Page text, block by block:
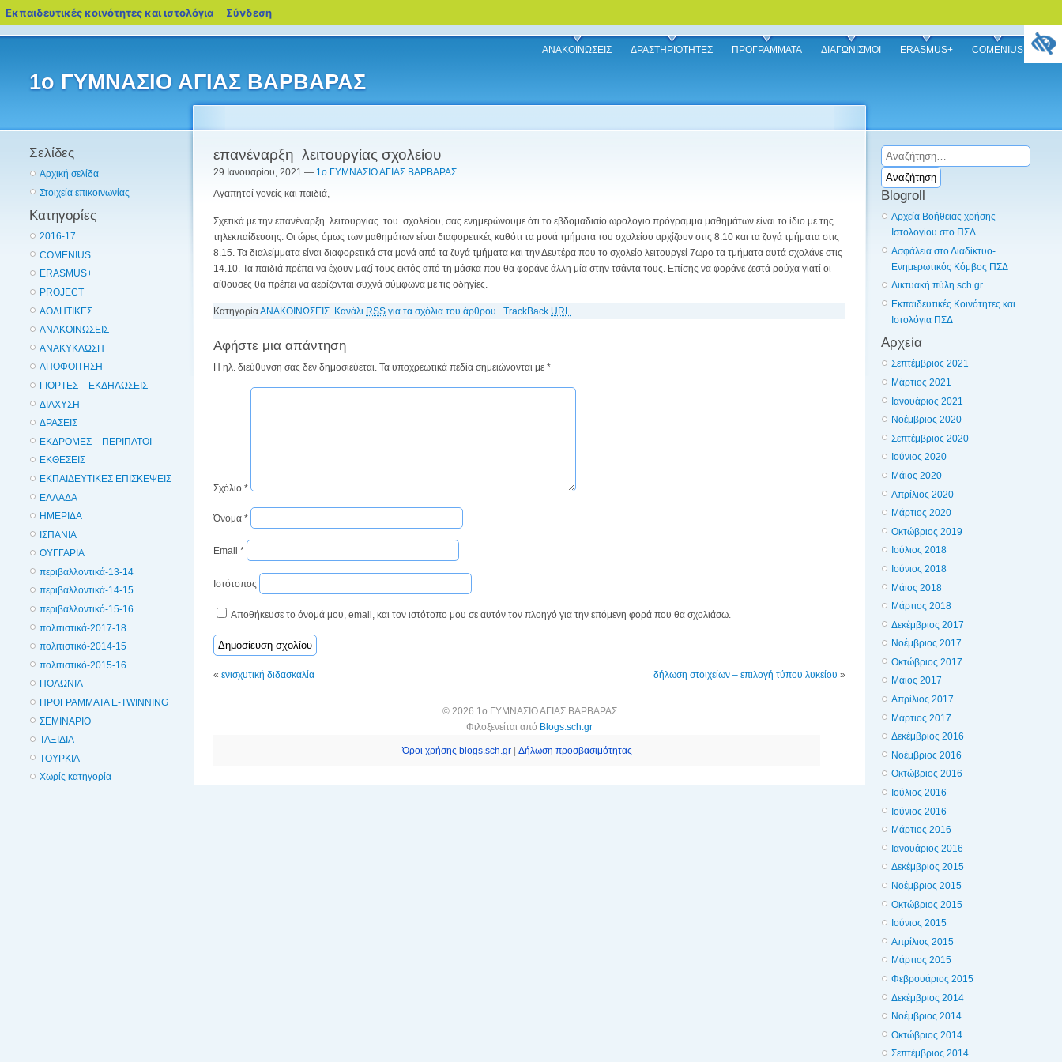
1ο ΓΥΜΝΑΣΙΟ ΑΓΙΑΣ ΒΑΡΒΑΡΑΣ
ΑΝΑΚΟΙΝΩΣΕΙΣ ΔΡΑΣΤΗΡΙΟΤΗΤΕΣ ΠΡΟΓΡΑΜΜΑΤΑ ΔΙΑΓΩΝΙΣΜΟΙ ERASMUS+ COMENIUS
Σελίδες
Αρχική σελίδα
Στοιχεία επικοινωνίας
Κατηγορίες
2016-17
COMENIUS
ERASMUS+
PROJECT
ΑΘΛΗΤΙΚΕΣ
ΑΝΑΚΟΙΝΩΣΕΙΣ
ΑΝΑΚΥΚΛΩΣΗ
ΑΠΟΦΟΙΤΗΣΗ
ΓΙΟΡΤΕΣ – ΕΚΔΗΛΩΣΕΙΣ
ΔΙΑΧΥΣΗ
ΔΡΑΣΕΙΣ
ΕΚΔΡΟΜΕΣ – ΠΕΡΙΠΑΤΟΙ
ΕΚΘΕΣΕΙΣ
ΕΚΠΑΙΔΕΥΤΙΚΕΣ ΕΠΙΣΚΕΨΕΙΣ
ΕΛΛΑΔΑ
ΗΜΕΡΙΔΑ
ΙΣΠΑΝΙΑ
ΟΥΓΓΑΡΙΑ
περιβαλλοντικά-13-14
περιβαλλοντικά-14-15
περιβαλλοντικό-15-16
πολιτιστικά-2017-18
πολιτιστικό-2014-15
πολιτιστικό-2015-16
ΠΟΛΩΝΙΑ
ΠΡΟΓΡΑΜΜΑΤΑ E-TWINNING
ΣΕΜΙΝΑΡΙΟ
ΤΑΞΙΔΙΑ
ΤΟΥΡΚΙΑ
Χωρίς κατηγορία
επανέναρξη λειτουργίας σχολείου
29 Ιανουαρίου, 2021 — 1ο ΓΥΜΝΑΣΙΟ ΑΓΙΑΣ ΒΑΡΒΑΡΑΣ
Αγαπητοί γονείς και παιδιά,
Σχετικά με την επανέναρξη λειτουργίας του σχολείου, σας ενημερώνουμε ότι το εβδομαδιαίο ωρολόγιο πρόγραμμα μαθημάτων είναι το ίδιο με της
τηλεκπαίδευσης. Οι ώρες όμως των μαθημάτων είναι διαφορετικές καθότι τα μονά τμήματα του σχολείου αρχίζουν στις 8.10 και τα ζυγά τμήματα στις
8.15. Τα διαλείμματα είναι διαφορετικά στα μονά από τα ζυγά τμήματα και την Δευτέρα που το σχολείο λειτουργεί 7ωρο τα τμήματα αυτά σχολάνε στις
14.10. Τα παιδιά πρέπει να έχουν μαζί τους εκτός από τη μάσκα που θα φοράνε άλλη μία στην τσάντα τους. Επίσης να φοράνε ζεστά ρούχα γιατί οι
αίθουσες θα πρέπει να αερίζονται συχνά σύμφωνα με τις οδηγίες.
ΚατηγορίαΑΝΑΚΟΙΝΩΣΕΙΣ. Κανάλι RSS για τα σχόλια του άρθρου.. TrackBack URL.
Αφήστε μια απάντηση
Η ηλ. διεύθυνση σας δεν δημοσιεύεται. Τα υποχρεωτικά πεδία σημειώνονται με *
Σχόλιο *
Όνομα *
Email *
Ιστότοπος
Αποθήκευσε το όνομά μου, email, και τον ιστότοπο μου σε αυτόν τον πλοηγό για την επόμενη φορά που θα σχολιάσω.
« ενισχυτική διδασκαλία δήλωση στοιχείων – επιλογή τύπου λυκείου »
© 2026 1ο ΓΥΜΝΑΣΙΟ ΑΓΙΑΣ ΒΑΡΒΑΡΑΣ
Φιλοξενείται από Blogs.sch.gr
Όροι χρήσης blogs.sch.gr| Δήλωση προσβασιμότητας
Εκπαιδευτικές κοινότητες και ιστολόγια blogs.sch.gr
Σύνδεση
Αναζήτηση
για:
Blogroll
Αρχεία Βοήθειας χρήσης
Ιστολογίου στο ΠΣΔ
Ασφάλεια στο Διαδίκτυο-
Ενημερωτικός Κόμβος ΠΣΔ
Δικτυακή πύλη sch.gr
Εκπαιδευτικές Κοινότητες και
Ιστολόγια ΠΣΔ
Αρχεία
Σεπτέμβριος 2021
Μάρτιος 2021
Ιανουάριος 2021
Νοέμβριος 2020
Σεπτέμβριος 2020
Ιούνιος 2020
Μάιος 2020
Απρίλιος 2020
Μάρτιος 2020
Οκτώβριος 2019
Ιούλιος 2018
Ιούνιος 2018
Μάιος 2018
Μάρτιος 2018
Δεκέμβριος 2017
Νοέμβριος 2017
Οκτώβριος 2017
Μάιος 2017
Απρίλιος 2017
Μάρτιος 2017
Δεκέμβριος 2016
Νοέμβριος 2016
Οκτώβριος 2016
Ιούλιος 2016
Ιούνιος 2016
Μάρτιος 2016
Ιανουάριος 2016
Δεκέμβριος 2015
Νοέμβριος 2015
Οκτώβριος 2015
Ιούνιος 2015
Απρίλιος 2015
Μάρτιος 2015
Φεβρουάριος 2015
Δεκέμβριος 2014
Νοέμβριος 2014
Οκτώβριος 2014
Σεπτέμβριος 2014